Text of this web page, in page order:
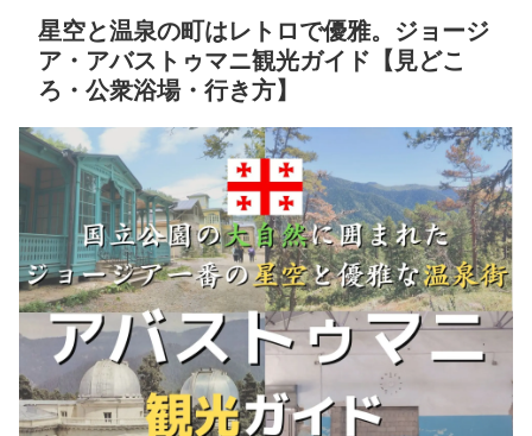
星空と温泉の町はレトロで優雅。ジョージ
ア・アバストゥマニ観光ガイド【見どこ
ろ・公衆浴場・行き方】